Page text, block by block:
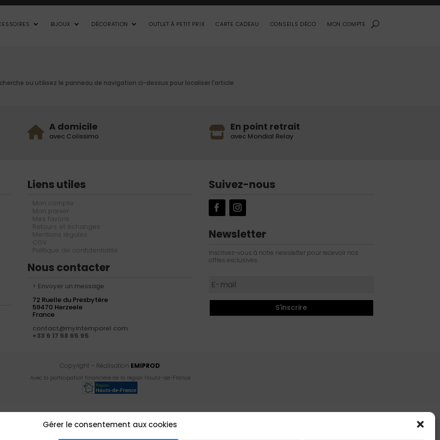
Gérer le consentement aux cookies
BIJOUX DÉCORATION OUTLET À PETIT PRIX CARTE CADEAU CONSEILS DÉCO MON COMPTE
ou utilisez le panneau de navigation ci-dessus pour localiser l'article.
A domicile
avec Colissimo
En point retrait
avec Mondial Relay
Liens utiles
Mon compte
Mon panier
Mes favoris
Retours et échanges
Mentions légales
CGV
Politique de confidentialité
Nous contacter
> Envoyer un message
72 Ruelle du Presbytère
59470 Herzeele
France
contact@myintemporel.com
+33 6 17 58 65 95
Suivez-nous
Newsletter
Inscrivez-vous à notre newsletter pour recevoir nos
offres exclusives.
S'inscrire
Copyright – Réalisation EMIPROD
Avec la participation financière de la région Hauts-de-France